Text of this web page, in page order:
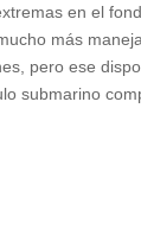
en el
más
pero ese
submarino